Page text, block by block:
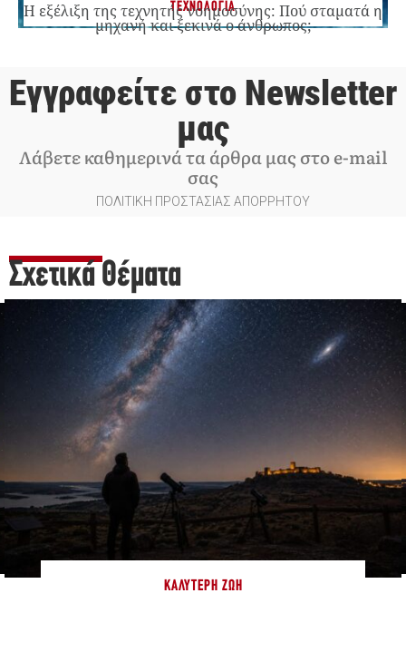
ΤΕΧΝΟΛΟΓΙΑ
Η εξέλιξη της τεχνητής νοημοσύνης: Πού σταματά η
μηχανή και ξεκινά ο άνθρωπος;
Εγγραφείτε στο Newsletter
μας
Λάβετε καθημερινά τα άρθρα μας στο e-mail
σας
ΠΟΛΙΤΙΚΗ ΠΡΟΣΤΑΣΙΑΣ ΑΠΟΡΡΗΤΟΥ
Σχετικά Θέματα
ΚΑΛΎΤΕΡΗ ΖΩΉ